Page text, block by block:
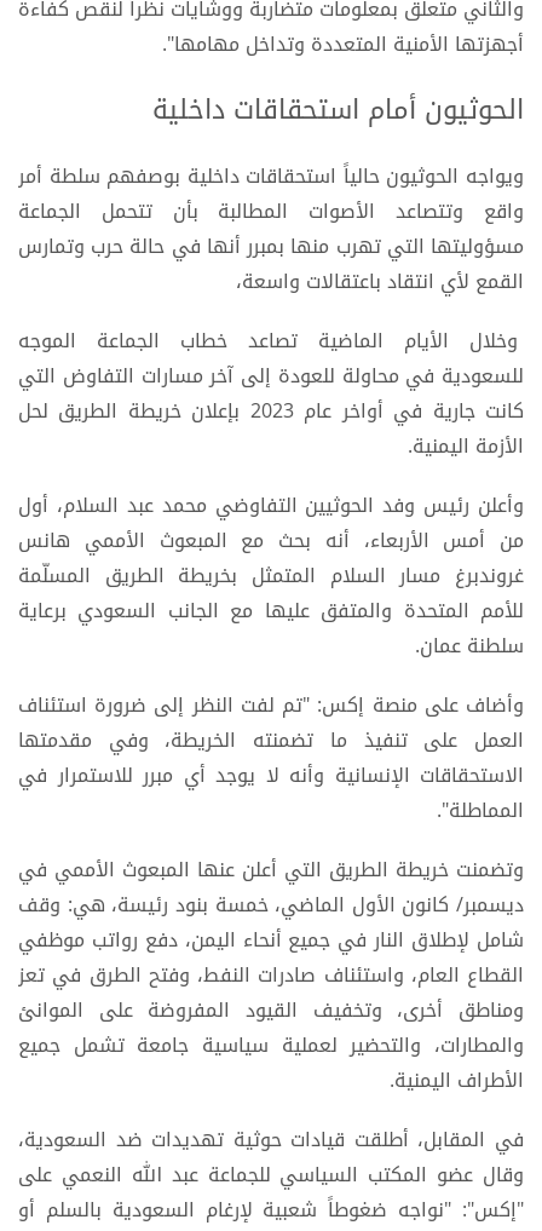
والثاني متعلق بمعلومات متضاربة ووشايات نظراً لنقص كفاءة
أجهزتها الأمنية المتعددة وتداخل مهامها".
الحوثيون أمام استحقاقات داخلية
ويواجه الحوثيون حالياً استحقاقات داخلية بوصفهم سلطة أمر
واقع وتتصاعد الأصوات المطالبة بأن تتحمل الجماعة
مسؤوليتها التي تهرب منها بمبرر أنها في حالة حرب وتمارس
القمع لأي انتقاد باعتقالات واسعة،
وخلال الأيام الماضية تصاعد خطاب الجماعة الموجه
للسعودية في محاولة للعودة إلى آخر مسارات التفاوض التي
كانت جارية في أواخر عام 2023 بإعلان خريطة الطريق لحل
الأزمة اليمنية.
وأعلن رئيس وفد الحوثيين التفاوضي محمد عبد السلام، أول
من أمس الأربعاء، أنه بحث مع المبعوث الأممي هانس
غروندبرغ مسار السلام المتمثل بخريطة الطريق المسلّمة
للأمم المتحدة والمتفق عليها مع الجانب السعودي برعاية
سلطنة عمان.
وأضاف على منصة إكس: "تم لفت النظر إلى ضرورة استئناف
العمل على تنفيذ ما تضمنته الخريطة، وفي مقدمتها
الاستحقاقات الإنسانية وأنه لا يوجد أي مبرر للاستمرار في
المماطلة".
وتضمنت خريطة الطريق التي أعلن عنها المبعوث الأممي في
ديسمبر/ كانون الأول الماضي، خمسة بنود رئيسة، هي: وقف
شامل لإطلاق النار في جميع أنحاء اليمن، دفع رواتب موظفي
القطاع العام، واستئناف صادرات النفط، وفتح الطرق في تعز
ومناطق أخرى، وتخفيف القيود المفروضة على الموانئ
والمطارات، والتحضير لعملية سياسية جامعة تشمل جميع
الأطراف اليمنية.
في المقابل، أطلقت قيادات حوثية تهديدات ضد السعودية،
وقال عضو المكتب السياسي للجماعة عبد الله النعمي على
"إكس": "نواجه ضغوطاً شعبية لإرغام السعودية بالسلم أو